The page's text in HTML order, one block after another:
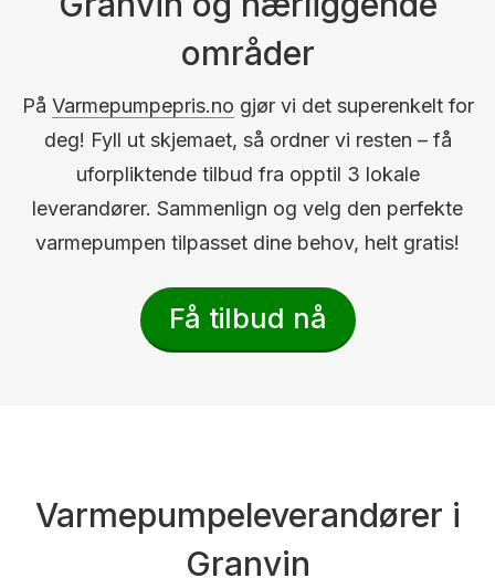
områder
På Varmepumpepris.no gjør vi det superenkelt for
deg! Fyll ut skjemaet, så ordner vi resten – få
uforpliktende tilbud fra opptil 3 lokale
leverandører. Sammenlign og velg den perfekte
varmepumpen tilpasset dine behov, helt gratis!
Få tilbud nå
Varmepumpeleverandører i
Granvin